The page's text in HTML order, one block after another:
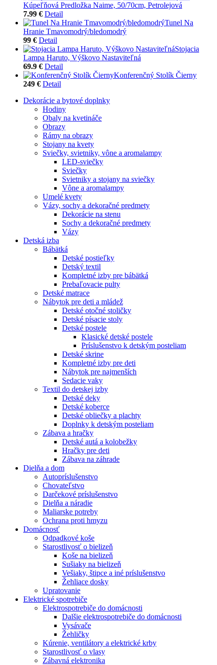
Kúpeľňová Predložka Naime, 50/70cm, Petrolejová
7.99 € Detail
Tunel Na
Hranie Tmavomodrý/bledomodrý
99 € Detail
Stojacia
Lampa Haruto, Výškovo Nastaviteľná
69.9 € Detail
Konferenčný Stolík Čierny
249 € Detail
Dekorácie a bytové doplnky
Hodiny
Obaly na kvetináče
Obrazy
Rámy na obrazy
Stojany na kvety
Sviečky, svietniky, vône a aromalampy
LED-sviečky
Sviečky
Svietniky a stojany na sviečky
Vône a aromalampy
Umelé kvety
Vázy, sochy a dekoračné predmety
Dekorácie na stenu
Sochy a dekoračné predmety
Vázy
Detská izba
Bábätká
Detské postieľky
Detský textil
Kompletné izby pre bábätká
Prebaľovacie pulty
Detské matrace
Nábytok pre deti a mládež
Detské otočné stoličky
Detské písacie stoly
Detské postele
Klasické detské postele
Príslušenstvo k detským posteliam
Detské skrine
Kompletné izby pre deti
Nábytok pre najmenších
Sedacie vaky
Textil do detskej izby
Detské deky
Detské koberce
Detské obliečky a plachty
Doplnky k detským posteliam
Zábava a hračky
Detské autá a kolobežky
Hračky pre deti
Zábava na záhrade
Dielňa a dom
Autopríslušenstvo
Chovateľstvo
Darčekové príslušenstvo
Dielňa a náradie
Maliarske potreby
Ochrana proti hmyzu
Domácnosť
Odpadkové koše
Starostlivosť o bielizeň
Koše na bielizeň
Sušiaky na bielizeň
Vešiaky, štipce a iné príslušenstvo
Žehliace dosky
Upratovanie
Elektrické spotrebiče
Elektrospotrebiče do domácnosti
Dalšie elektrospotrebiče do domácnosti
Vysávače
Žehličky
Kúrenie, ventilátory a elektrické krby
Starostlivosť o vlasy
Zábavná elektronika